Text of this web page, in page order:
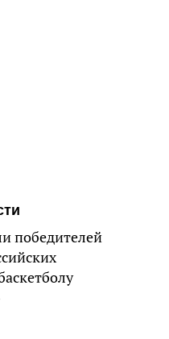
победителей